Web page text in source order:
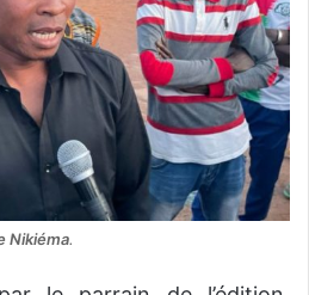
Nikiéma.